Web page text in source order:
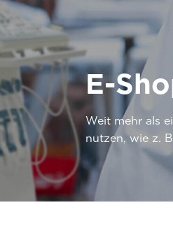
E-
Weit mehr als
nutzen, wie z.